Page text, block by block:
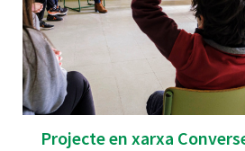
Projecte en xarxa